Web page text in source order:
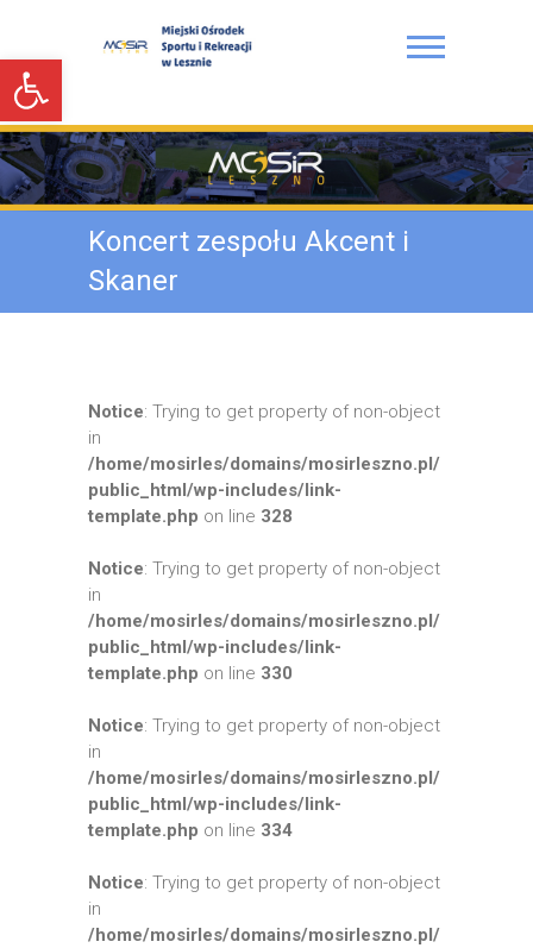
i
t
o
c
o
Miejski Ośrodek Sportu i
Rekreacji w Lesznie
Koncert zespołu Akcent i
Skaner
Notice: Trying to get property of non-object
in
/home/mosirles/domains/mosirleszno.pl/
public_html/wp-includes/link-
template.php on line 328
Notice: Trying to get property of non-object
in
/home/mosirles/domains/mosirleszno.pl/
public_html/wp-includes/link-
template.php on line 330
Notice: Trying to get property of non-object
in
/home/mosirles/domains/mosirleszno.pl/
public_html/wp-includes/link-
template.php on line 334
Notice: Trying to get property of non-object
in
/home/mosirles/domains/mosirleszno.pl/
Open toolbar